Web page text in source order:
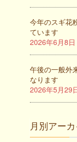
今年のスギ花
ています
2026年6月8日
午後の一般外
なります
2026年5月29
月別アー